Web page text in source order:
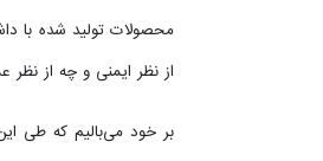
از نظر ایمنی و چه از نظر
بر خود می‌بالیم که طی